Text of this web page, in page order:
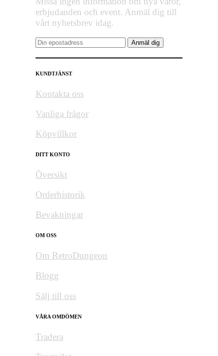
erbjudanden och event. Anmäl dig till
vårt nyhetsbrev idag.
KUNDTJÄNST
Kontakta oss
Vanliga frågor
Köpvillkor
DITT KONTO
Översikt
Orderhistorik
Bevakningar
OM OSS
Om RetroDungeon
Blogg
Sälj till oss
VÅRA OMDÖMEN
Tradera